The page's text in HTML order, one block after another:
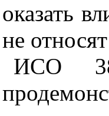
оказать
не
ИСО